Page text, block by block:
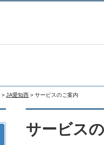
> JA愛知西 > サービスのご案内
サービス